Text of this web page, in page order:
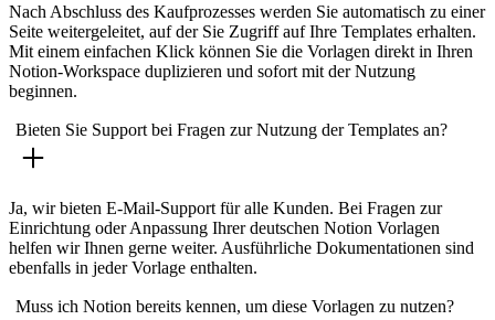
Nach Abschluss des Kaufprozesses werden Sie automatisch zu einer
Seite weitergeleitet, auf der Sie Zugriff auf Ihre Templates erhalten.
Mit einem einfachen Klick können Sie die Vorlagen direkt in Ihren
Notion-Workspace duplizieren und sofort mit der Nutzung
beginnen.
Bieten Sie Support bei Fragen zur Nutzung der Templates an?
Ja, wir bieten E-Mail-Support für alle Kunden. Bei Fragen zur
Einrichtung oder Anpassung Ihrer deutschen Notion Vorlagen
helfen wir Ihnen gerne weiter. Ausführliche Dokumentationen sind
ebenfalls in jeder Vorlage enthalten.
Muss ich Notion bereits kennen, um diese Vorlagen zu nutzen?